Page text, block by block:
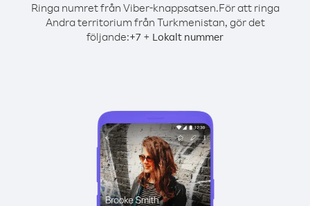
Ringa numret från Viber-knappsatsen.För att ringa
Andra territorium från Turkmenistan, gör det
följande:+7 + Lokalt nummer